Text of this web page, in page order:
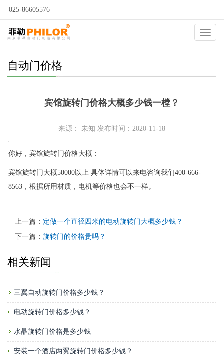
025-86605576
自动门
自动门价格
宾馆旋转门价格大概多少钱一樘？
来源： 未知 发布时间：2020-11-18
你好，宾馆旋转门价格大概：
宾馆旋转门大概50000以上 具体详情可以来电咨询我们400-666-
8563，根据所用材质，电机等价格也会不一样。
上一篇： 定做一个直径四米的电动旋转门大概多少钱？
下一篇： 旋转门的价格贵吗？
相关新闻
三翼自动旋转门价格多少钱？
电动旋转门价格多少钱？
水晶旋转门价格是多少钱
安装一个酒店两翼旋转门价格多少钱？